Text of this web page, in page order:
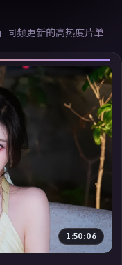
同频更新的高热度片单
1:50:06